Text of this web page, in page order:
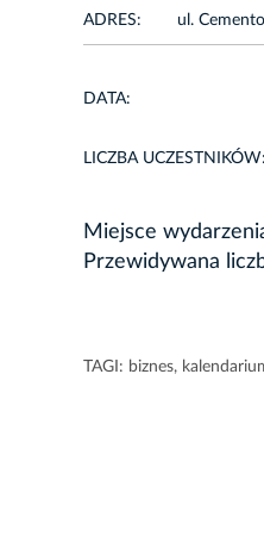
ADRES: ul.
DATA:
LICZBA UCZESTNIKÓW:
Miejsce
Przewidywana
TAGI: biznes,